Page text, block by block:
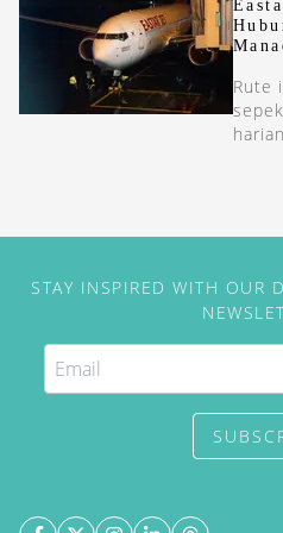
Rute
STAY INSPIRED WITH OUR